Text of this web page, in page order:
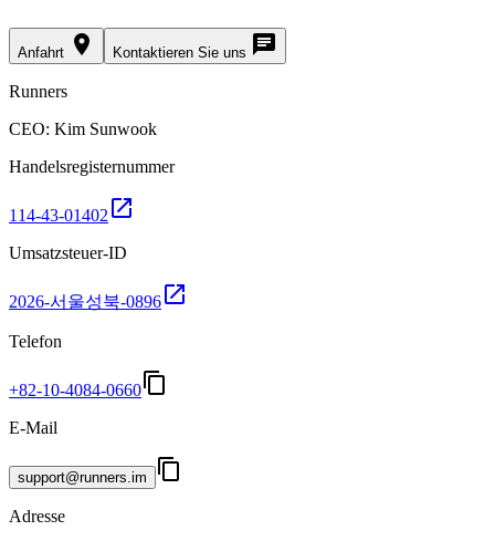
Anfahrt place Kontaktieren Sie uns chat
Runners
CEO: Kim Sunwook
Handelsregisternummer
114-43-01402 open_in_new
Umsatzsteuer-ID
2026-서울성북-0896open_in_new
Telefon
+82-10-4084-0660content_copy
E-Mail
support@runners.im content_copy
Adresse